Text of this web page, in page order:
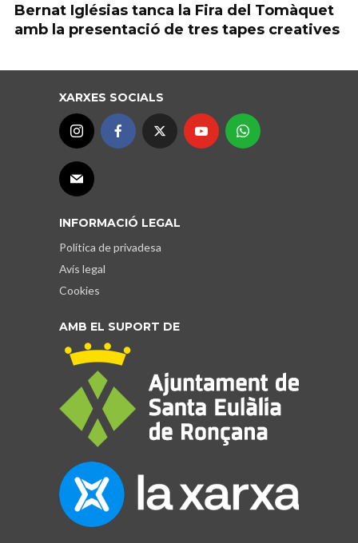
Bernat Iglésias tanca la Fira del Tomàquet
amb la presentació de tres tapes creatives
XARXES SOCIALS
INFORMACIÓ LEGAL
Política de privadesa
Avís legal
Cookies
AMB EL SUPORT DE